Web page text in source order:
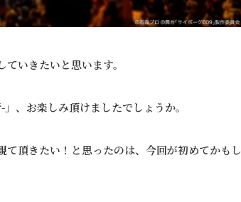
いきたいと思います。
、お楽しみ頂けましたでしょうか。
頂きたい！と思ったのは、今回が初めてかもし